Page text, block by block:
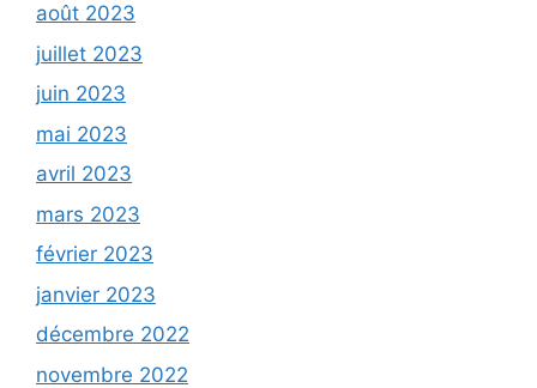
août 2023
juillet 2023
juin 2023
mai 2023
avril 2023
mars 2023
février 2023
janvier 2023
décembre 2022
novembre 2022